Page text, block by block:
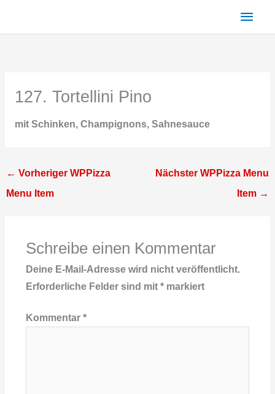
127. Tortellini Pino
mit Schinken, Champignons, Sahnesauce
← Vorheriger WPPizza
Menu Item
Nächster WPPizza Menu
Item →
Schreibe einen Kommentar
Deine E-Mail-Adresse wird nicht veröffentlicht.
Erforderliche Felder sind mit *markiert
Kommentar *